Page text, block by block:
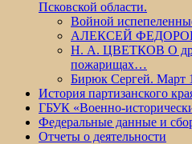
Псковской области.
Войной
АЛЕКСЕЙ ФЕДОРОВ
Н. А. ЦВЕТКОВ О
пожарищах…
Бирюк Сергей. Март
История партизанского
ГБУК «Военно-
Федеральные данные и
Отчеты о деятельности